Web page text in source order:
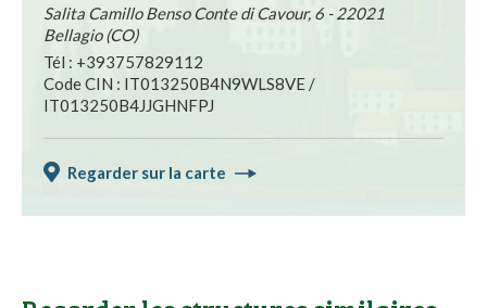
Salita Camillo Benso Conte di Cavour, 6 - 22021
Bellagio (CO)
Tél : +393757829112
Code CIN : IT013250B4N9WLS8VE /
IT013250B4JJGHNFPJ
Regarder sur la carte